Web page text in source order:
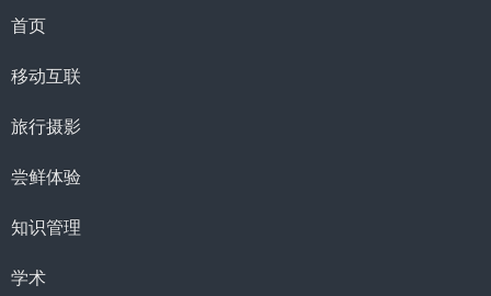
首页
移动互联
旅行摄影
尝鲜体验
知识管理
学术